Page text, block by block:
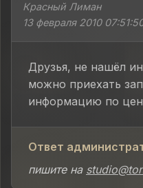
Красный Лиман
13 февраля 2010
Друзья, не нашёл
можно приехать
информацию по
Ответ
пишите на